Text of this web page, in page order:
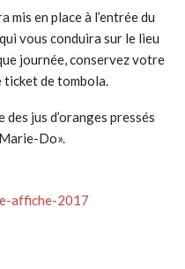
en place à l’entrée du
vous conduira sur le lieu
journée, conservez votre
ticket de tombola.
jus d’oranges pressés
Do».